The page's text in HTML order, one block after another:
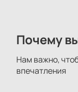
шутят» в
Купить билеты
шутят» можно
Почему
Нам важно,
впечатления